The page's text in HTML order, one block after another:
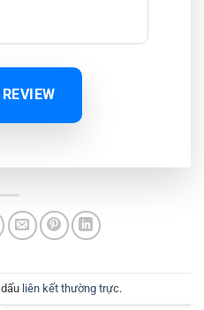
liên kết thường trực.